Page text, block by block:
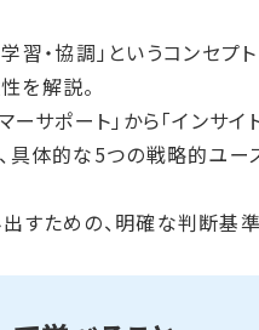
習・協調」というコンセ
を解説。
ーサポート」から「インサ
具体的な5つの戦略的ユ
すための、明確な判断基